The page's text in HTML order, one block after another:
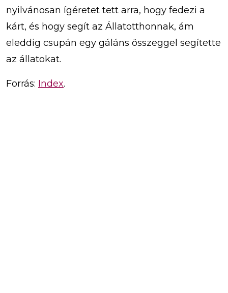
nyilvánosan ígéretet tett arra, hogy fedezi a
kárt, és hogy segít az Állatotthonnak, ám
eleddig csupán egy gáláns összeggel segítette
az állatokat.
Forrás: Index.